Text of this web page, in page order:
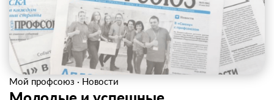
Мой профсоюз · Новости